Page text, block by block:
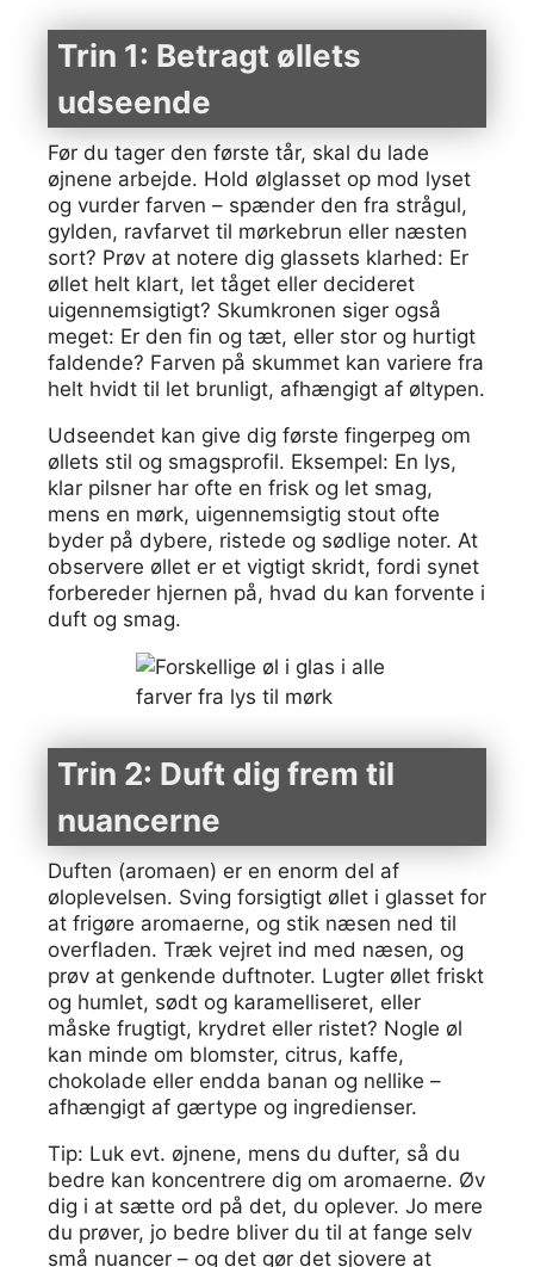
Trin 1: Betragt øllets
udseende
Før du tager den første tår, skal du lade
øjnene arbejde. Hold ølglasset op mod lyset
og vurder farven – spænder den fra strågul,
gylden, ravfarvet til mørkebrun eller næsten
sort? Prøv at notere dig glassets klarhed: Er
øllet helt klart, let tåget eller decideret
uigennemsigtigt? Skumkronen siger også
meget: Er den fin og tæt, eller stor og hurtigt
faldende? Farven på skummet kan variere fra
helt hvidt til let brunligt, afhængigt af øltypen.
Udseendet kan give dig første fingerpeg om
øllets stil og smagsprofil. Eksempel: En lys,
klar pilsner har ofte en frisk og let smag,
mens en mørk, uigennemsigtig stout ofte
byder på dybere, ristede og sødlige noter. At
observere øllet er et vigtigt skridt, fordi synet
forbereder hjernen på, hvad du kan forvente i
duft og smag.
Trin 2: Duft dig frem til
nuancerne
Duften (aromaen) er en enorm del af
øloplevelsen. Sving forsigtigt øllet i glasset for
at frigøre aromaerne, og stik næsen ned til
overfladen. Træk vejret ind med næsen, og
prøv at genkende duftnoter. Lugter øllet friskt
og humlet, sødt og karamelliseret, eller
måske frugtigt, krydret eller ristet? Nogle øl
kan minde om blomster, citrus, kaffe,
chokolade eller endda banan og nellike –
afhængigt af gærtype og ingredienser.
Tip: Luk evt. øjnene, mens du dufter, så du
bedre kan koncentrere dig om aromaerne. Øv
dig i at sætte ord på det, du oplever. Jo mere
du prøver, jo bedre bliver du til at fange selv
små nuancer – og det gør det sjovere at